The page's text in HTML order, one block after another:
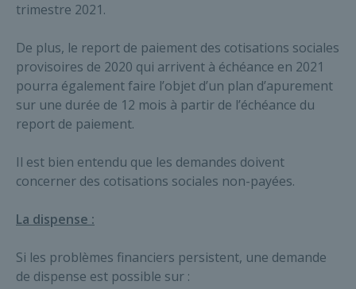
trimestre 2021.
De plus, le report de paiement des cotisations sociales
provisoires de 2020 qui arrivent à échéance en 2021
pourra également faire l’objet d’un plan d’apurement
sur une durée de 12 mois à partir de l’échéance du
report de paiement.
Il est bien entendu que les demandes doivent
concerner des cotisations sociales non-payées.
La dispense :
Si les problèmes financiers persistent, une demande
de dispense est possible sur :